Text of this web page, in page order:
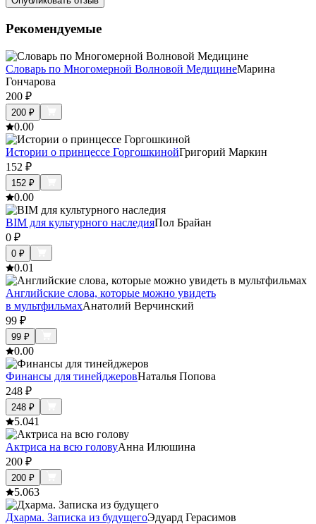
Рекомендуемые
Словарь по Многомерной Волновой МедицинеМарина
Гончарова
200 ₽
200 ₽
0.00
Истории о принцессе ГоргошкинойГригорий Маркин
152 ₽
152 ₽
0.00
BIM для культурного наследияПол Брайан
0 ₽
0 ₽
0.01
Английские слова, которые можно увидеть
в мультфильмахАнатолий Верчинский
99 ₽
99 ₽
0.00
Финансы для тинейджеровНаталья Попова
248 ₽
248 ₽
5.041
Актриса на всю головуАнна Илюшина
200 ₽
200 ₽
5.063
Дхарма. Записка из будущегоЭдуард Герасимов